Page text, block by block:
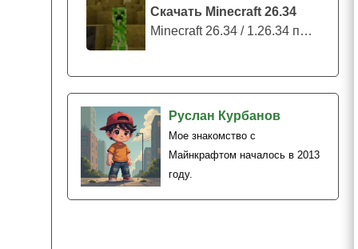
Скачать Minecraft 26.34
Minecraft 26.34 / 1.26.34 представляе...
Руслан Курбанов
Мое знакомство с
Майнкрафтом началось в 2013
году.